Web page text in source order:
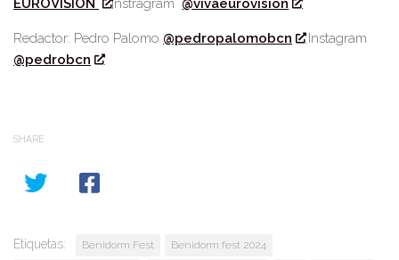
EUROVISION
Instragram @vivaeurovision
Redactor: Pedro Palomo @pedropalomobcn
Instagram
@pedrobcn
SHARE
Etiquetas: Benidorm Fest
Benidorm fest 2024